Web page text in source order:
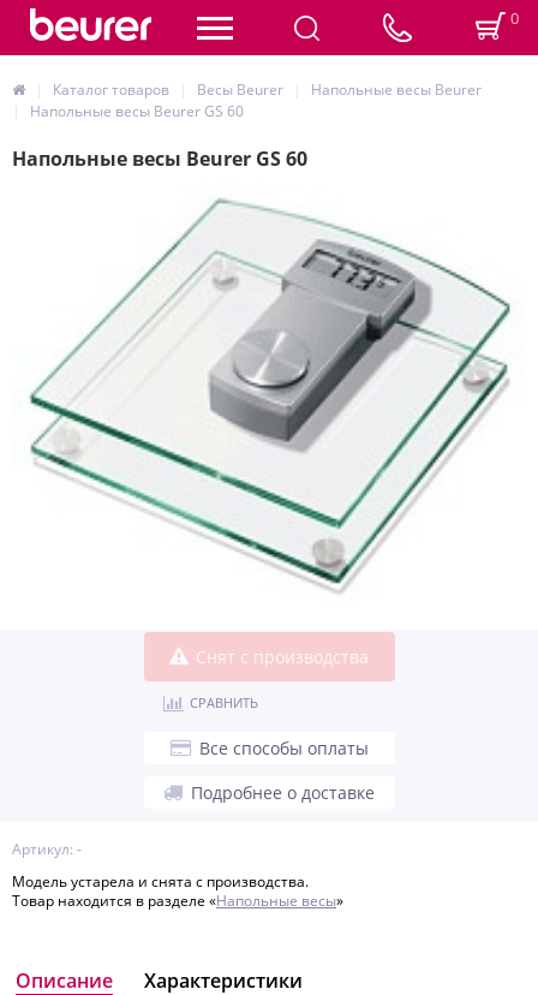
0
Каталог товаров Весы Beurer
Напольные весы Beurer
Напольные весы Beurer GS 60
Напольные весы Beurer GS 60
Артикул: -
Модель устарела и снята с производства.
Товар находится в разделе «Напольные весы»
Снят с производства
СРАВНИТЬ
Все способы оплаты
Подробнее о доставке
Описание
Характеристики